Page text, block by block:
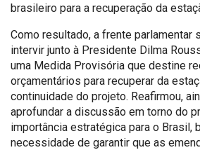
brasileiro para a recuperação da
Como resultado, a frente parlamentar
intervir junto à Presidente Dilma
uma Medida Provisória que destine
orçamentários para recuperar da
continuidade do projeto. Reafirmou,
aprofundar a discussão em torno do
importância estratégica para o Brasil,
necessidade de garantir que as